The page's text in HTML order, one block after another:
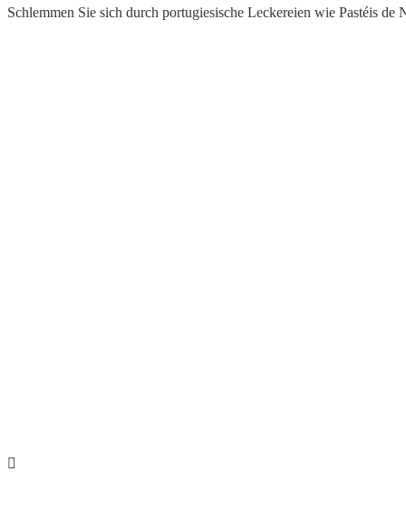
Schlemmen Sie sich durch portugiesische Leckereien wie Pastéis de